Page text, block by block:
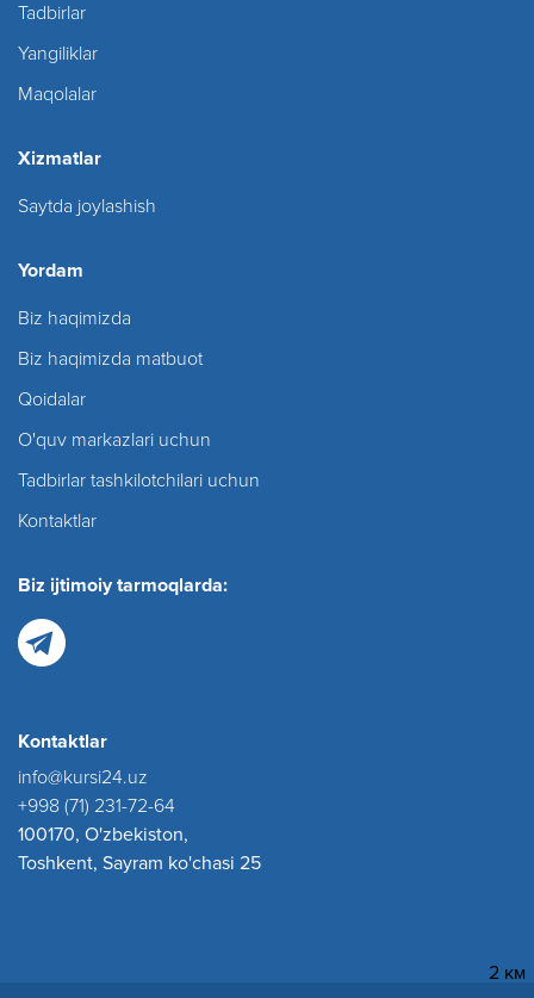
2 км
Tadbirlar
Yangiliklar
Maqolalar
Xizmatlar
Saytda joylashish
Yordam
Biz haqimizda
Biz haqimizda matbuot
Qoidalar
O'quv markazlari uchun
Tadbirlar tashkilotchilari uchun
Kontaktlar
Biz ijtimoiy tarmoqlarda:
Kontaktlar
info@kursi24.uz
+998 (71) 231-72-64
100170, O'zbekiston,
Toshkent, Sayram ko'chasi 25